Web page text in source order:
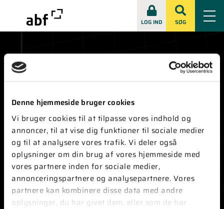
Denne hjemmeside bruger cookies
Vi bruger cookies til at tilpasse vores indhold og
annoncer, til at vise dig funktioner til sociale medier
og til at analysere vores trafik. Vi deler også
oplysninger om din brug af vores hjemmeside med
vores partnere inden for sociale medier,
annonceringspartnere og analysepartnere. Vores
partnere kan kombinere disse data med andre
oplysninger, du har givet dem, eller som de har
LOG IND SØG
KONTAKT
Vester Farimagsgade 1, 8. sal
1606 København V
Tlf:+45 33 86 28 30
E-mail:abf@abf-rep.dk
CVR-nummer ABF:51173511
CVR-nummer ABFnyt: 73403316